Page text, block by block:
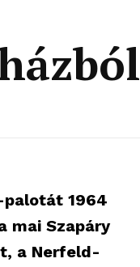
1964
mai Szapáry
a Nerfeld-